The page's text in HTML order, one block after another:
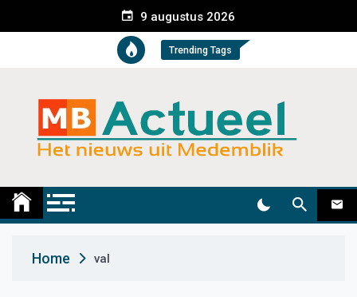
e
t
9 augustus 2026
Trending Tags
Medemblik Actueel
Home val